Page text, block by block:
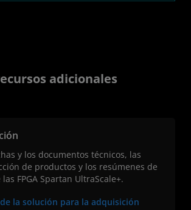
adicionales
y los documentos técnicos, las
de productos y los resúmenes de
FPGA Spartan UltraScale+.
la solución para la adquisición